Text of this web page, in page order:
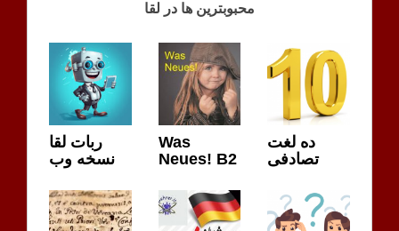
محبوبترین ها در لقا
ربات لقا
نسخه وب
Was
Neues! B2
ده لغت
تصادفی